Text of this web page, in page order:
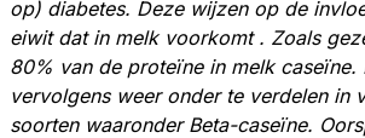
op) diabetes. Deze wijzen op de
eiwit dat in melk voorkomt . Zoals
80% van de proteïne in melk caseïne.
vervolgens weer onder te verdelen in
soorten waaronder Beta-caseïne.